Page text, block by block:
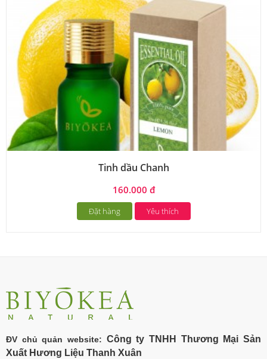
Tinh dầu Chanh
160.000 đ
Đặt hàng Yêu thích
ĐV chủ quản website: Công ty TNHH Thương Mại Sản
Xuất Hương Liệu Thanh Xuân